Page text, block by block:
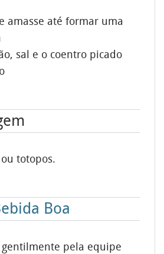
amasse até formar uma
sal e o coentro picado
totopos.
Boa
pela equipe